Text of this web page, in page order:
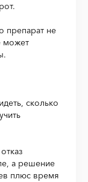
препарат не
может
сколько
а решение
плюс время